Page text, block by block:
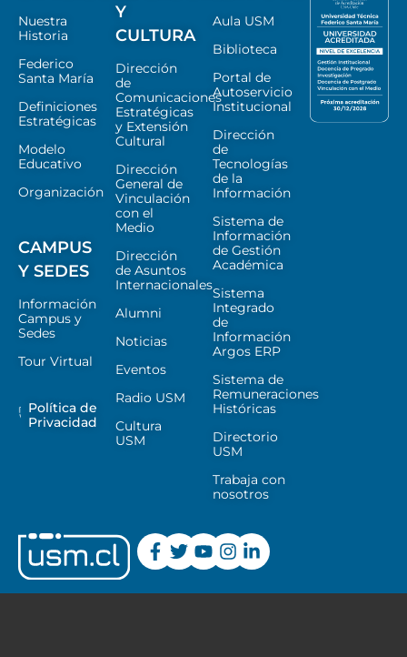
Nuestra
Historia
Federico
Santa María
Definiciones
Estratégicas
Modelo
Educativo
Organización
CAMPUS
Y SEDES
Información
Campus y
Sedes
Tour Virtual
Política de
Privacidad
Y
CULTURA
Dirección
de
Comunicaciones
Estratégicas
y Extensión
Cultural
Dirección
General de
Vinculación
con el
Medio
Dirección
de Asuntos
Internacionales
Alumni
Noticias
Eventos
Radio USM
Cultura
USM
Aula USM
Biblioteca
Portal de
Autoservicio
Institucional
Dirección
de
Tecnologías
de la
Información
Sistema de
Información
de Gestión
Académica
Sistema
Integrado
de
Información
Argos ERP
Sistema de
Remuneraciones
Históricas
Directorio
USM
Trabaja con
nosotros